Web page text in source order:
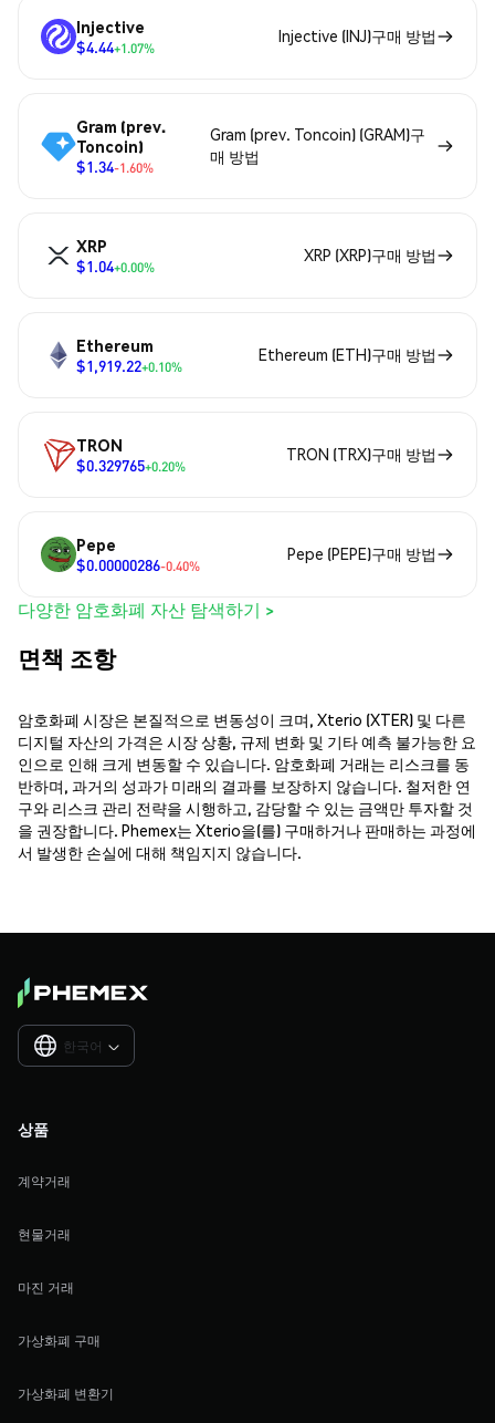
Injective
$4.44+1.07%
Injective (INJ)구매 방법
Gram (prev.
Toncoin)
$1.34-1.60%
Gram (prev. Toncoin) (GRAM)구
매 방법
XRP
$1.04+0.00%
XRP (XRP)구매 방법
Ethereum
$1,919.22+0.10%
Ethereum (ETH)구매 방법
TRON
$0.329765+0.20%
TRON (TRX)구매 방법
Pepe
$0.00000286-0.40%
Pepe (PEPE)구매 방법
다양한 암호화폐 자산 탐색하기 >
면책 조항
암호화폐 시장은 본질적으로 변동성이 크며, Xterio (XTER) 및 다른
디지털 자산의 가격은 시장 상황, 규제 변화 및 기타 예측 불가능한 요
인으로 인해 크게 변동할 수 있습니다. 암호화폐 거래는 리스크를 동
반하며, 과거의 성과가 미래의 결과를 보장하지 않습니다. 철저한 연
구와 리스크 관리 전략을 시행하고, 감당할 수 있는 금액만 투자할 것
을 권장합니다. Phemex는 Xterio을(를) 구매하거나 판매하는 과정에
서 발생한 손실에 대해 책임지지 않습니다.
한국어 
상품
계약거래
현물거래
마진 거래
가상화폐 구매
가상화폐 변환기